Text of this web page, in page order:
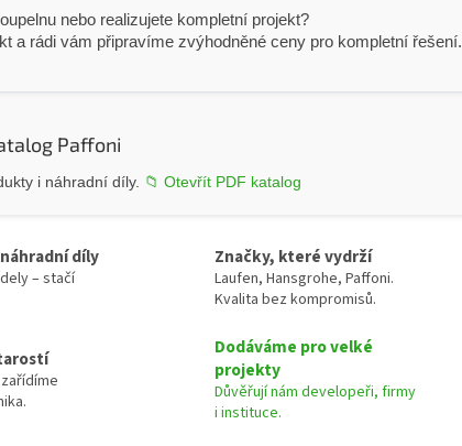
nebo realizujete kompletní projekt?
a rádi vám připravíme zvýhodněné ceny pro kompletní řešení.
Paffoni
i náhradní díly. 📁 Otevřít PDF katalog
díly
– stačí
Značky, které vydrží
Laufen, Hansgrohe, Paffoni.
Kvalita bez kompromisů.
Dodáváme pro velké
projekty
Důvěřují nám developeři, firmy
i instituce.